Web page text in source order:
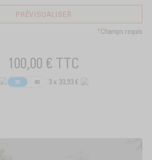
PRÉVISUALISER
*Champs requis
100,00 € TTC
3X 4X 3 x 33,93 €